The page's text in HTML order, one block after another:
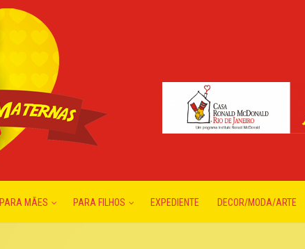
PARA MÃES PARA FILHOS EXPEDIENTE DECOR/MODA/ARTE